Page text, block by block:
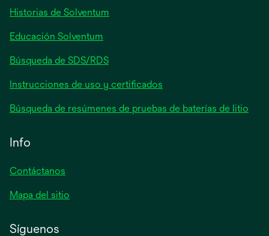
pestaña
Historias de Solventum
Educación Solventum
Búsqueda de SDS/RDS
Instrucciones de uso y certificados
Búsqueda de resúmenes de pruebas de baterías de litio
Info
Contáctanos
Mapa del sitio
Síguenos